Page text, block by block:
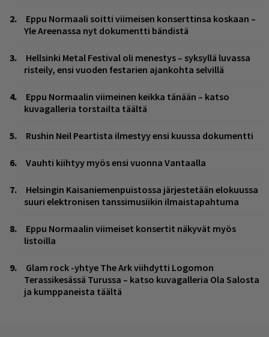
Eppu Normaali soitti viimeisen konserttinsa koskaan –
Yle Areenassa nyt dokumentti bändistä
Hellsinki Metal Festival oli menestys – syksyllä luvassa
risteily, ensi vuoden festarien ajankohta selvillä
Eppu Normaalin viimeinen keikka tänään – katso
kuvagalleria torstailta täältä
Rushin Neil Peartista ilmestyy ensi kuussa dokumentti
Vauhti kiihtyy myös ensi vuonna Vantaalla
Helsingin Kaisaniemenpuistossa järjestetään elokuussa
suuri elektronisen tanssimusiikin ilmaistapahtuma
Eppu Normaalin viimeiset konsertit näkyvät myös
listoilla
Glam rock -yhtye The Ark viihdytti Logomon
Terassikesässä Turussa – katso kuvagalleria Ola Salosta
ja kumppaneista täältä